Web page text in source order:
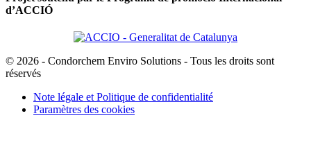
d’ACCIÓ
© 2026 - Condorchem Enviro Solutions - Tous les droits sont
réservés
Note légale et Politique de confidentialité
Paramètres des cookies